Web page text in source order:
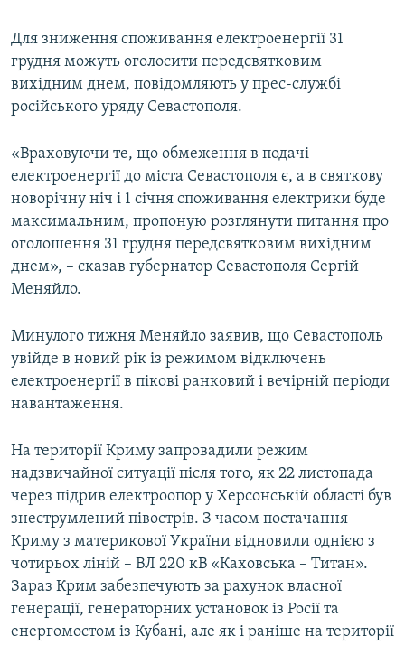
Усі сайти RFE/RL
Для зниження споживання електроенергії 31
грудня можуть оголосити передсвятковим
вихідним днем, повідомляють у прес-службі
російського уряду Севастополя.
«Враховуючи те, що обмеження в подачі
електроенергії до міста Севастополя є, а в святкову
новорічну ніч і 1 січня споживання електрики буде
максимальним, пропоную розглянути питання про
оголошення 31 грудня передсвятковим вихідним
днем», – сказав губернатор Севастополя Сергій
Меняйло.
Минулого тижня Меняйло заявив, що Севастополь
увійде в новий рік із режимом відключень
електроенергії в пікові ранковий і вечірній періоди
навантаження.
На території Криму запровадили режим
надзвичайної ситуації після того, як 22 листопада
через підрив електроопор у Херсонській області був
знеструмлений півострів. З часом постачання
Криму з материкової України відновили однією з
чотирьох ліній – ВЛ 220 кВ «Каховська – Титан».
Зараз Крим забезпечують за рахунок власної
генерації, генераторних установок із Росії та
енергомостом із Кубані, але як і раніше на території